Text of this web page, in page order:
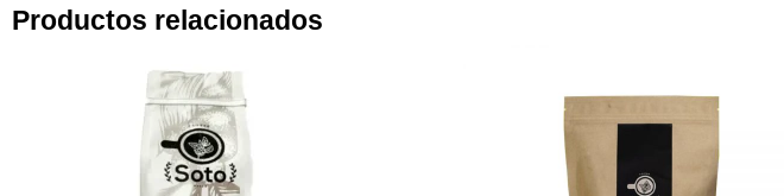
Productos relacionados